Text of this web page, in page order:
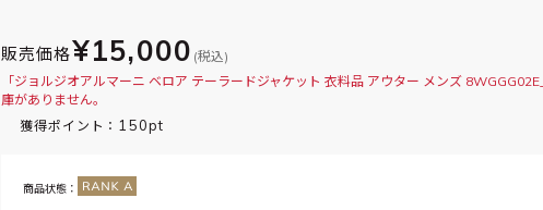
販売価格¥15,000 (税込)
「ジョルジオアルマーニ ベロア テーラードジャケット 衣料品 アウター メンズ
庫がありません。
獲得ポイント： 150pt
商品状態：